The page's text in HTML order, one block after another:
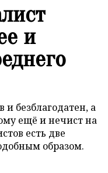
и
безблагодатен, а
ещё и нечист на
есть две
образом.